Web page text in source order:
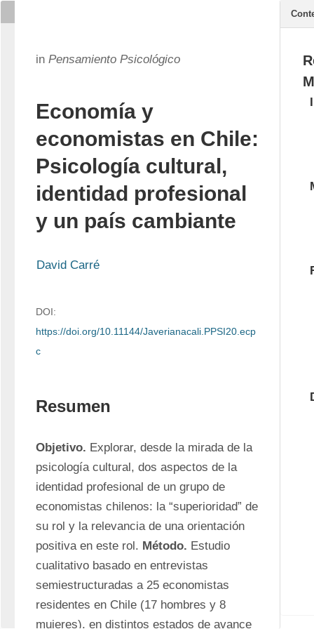
in Pensamiento Psicológico
Economía y
economistas en Chile:
Psicología cultural,
identidad profesional
y un país cambiante
David Carré
DOI:
https://doi.org/10.11144/Javerianacali.PPSI20.ecp
c
Resumen
Objetivo. Explorar, desde la mirada de la
psicología cultural, dos aspectos de la
identidad profesional de un grupo de
economistas chilenos: la “superioridad” de
su rol y la relevancia de una orientación
positiva en este rol. Método. Estudio
cualitativo basado en entrevistas
semiestructuradas a 25 economistas
residentes en Chile (17 hombres y 8
mujeres), en distintos estados de avance